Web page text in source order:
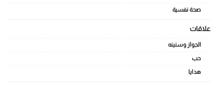
صحة نفسية
علاقات
الجواز وسنينه
حب
هدايا